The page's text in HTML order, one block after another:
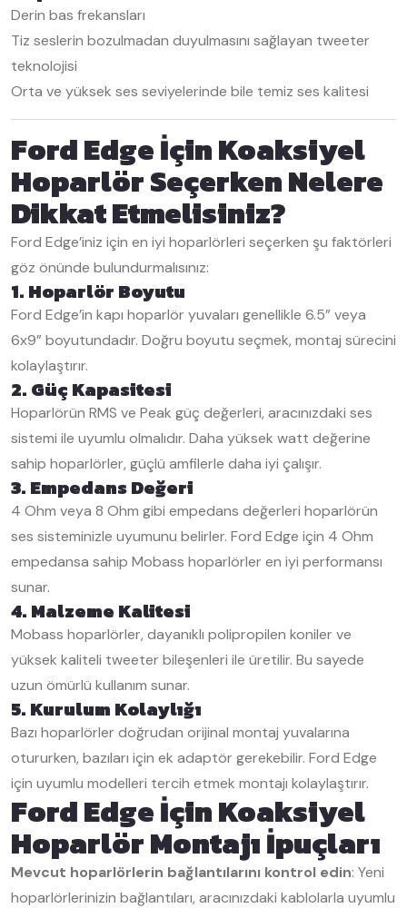
Derin bas frekansları
Tiz seslerin bozulmadan duyulmasını sağlayan tweeter
teknolojisi
Orta ve yüksek ses seviyelerinde bile temiz ses kalitesi
Ford Edge İçin Koaksiyel
Hoparlör Seçerken Nelere
Dikkat Etmelisiniz?
Ford Edge’iniz için en iyi hoparlörleri seçerken şu faktörleri
göz önünde bulundurmalısınız:
1. Hoparlör Boyutu
Ford Edge’in kapı hoparlör yuvaları genellikle 6.5” veya
6x9” boyutundadır. Doğru boyutu seçmek, montaj sürecini
kolaylaştırır.
2. Güç Kapasitesi
Hoparlörün RMS ve Peak güç değerleri, aracınızdaki ses
sistemi ile uyumlu olmalıdır. Daha yüksek watt değerine
sahip hoparlörler, güçlü amfilerle daha iyi çalışır.
3. Empedans Değeri
4 Ohm veya 8 Ohm gibi empedans değerleri hoparlörün
ses sisteminizle uyumunu belirler. Ford Edge için 4 Ohm
empedansa sahip Mobass hoparlörler en iyi performansı
sunar.
4. Malzeme Kalitesi
Mobass hoparlörler, dayanıklı polipropilen koniler ve
yüksek kaliteli tweeter bileşenleri ile üretilir. Bu sayede
uzun ömürlü kullanım sunar.
5. Kurulum Kolaylığı
Bazı hoparlörler doğrudan orijinal montaj yuvalarına
otururken, bazıları için ek adaptör gerekebilir. Ford Edge
için uyumlu modelleri tercih etmek montajı kolaylaştırır.
Ford Edge İçin Koaksiyel
Hoparlör Montajı İpuçları
Mevcut hoparlörlerin bağlantılarını kontrol edin: Yeni
hoparlörlerinizin bağlantıları, aracınızdaki kablolarla uyumlu